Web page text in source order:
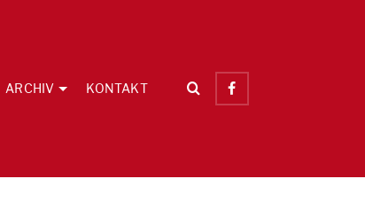
ARCHIV KONTAKT